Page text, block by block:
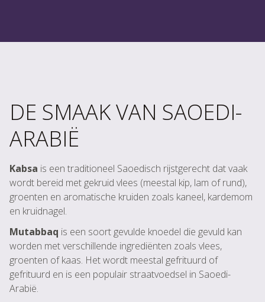
DE SMAAK VAN SAOEDI-
ARABIË
Kabsa is een traditioneel Saoedisch rijstgerecht dat vaak
wordt bereid met gekruid vlees (meestal kip, lam of rund),
groenten en aromatische kruiden zoals kaneel, kardemom
en kruidnagel.
Mutabbaq is een soort gevulde knoedel die gevuld kan
worden met verschillende ingrediënten zoals vlees,
groenten of kaas. Het wordt meestal gefrituurd of
gefrituurd en is een populair straatvoedsel in Saoedi-
Arabië.